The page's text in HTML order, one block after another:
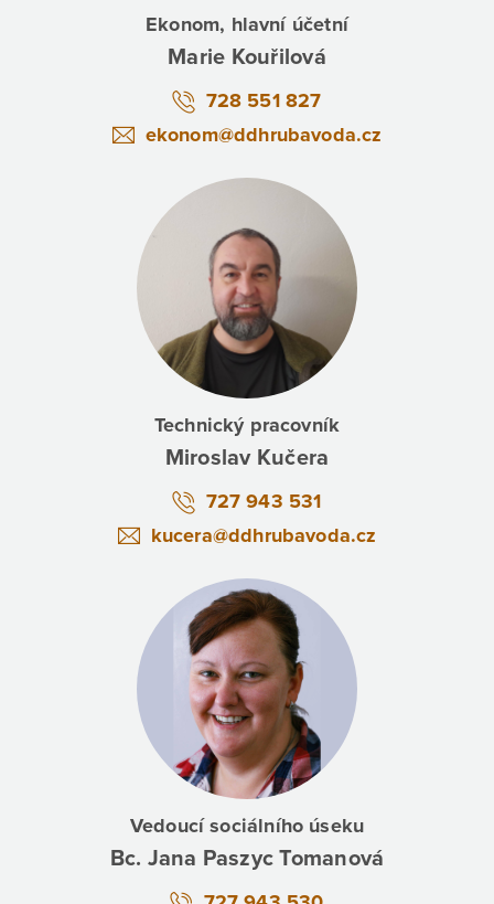
Ekonom, hlavní účetní
Marie Kouřilová
728 551 827
ekonom@ddhrubavoda.cz
Technický pracovník
Miroslav Kučera
727 943 531
kucera@ddhrubavoda.cz
Vedoucí sociálního úseku
Bc. Jana Paszyc Tomanová